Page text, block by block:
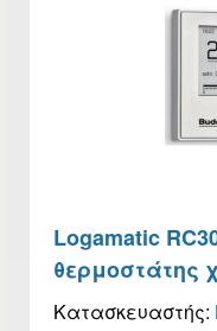
Logamatic
θερμοστάτης
Κατασκευαστής: